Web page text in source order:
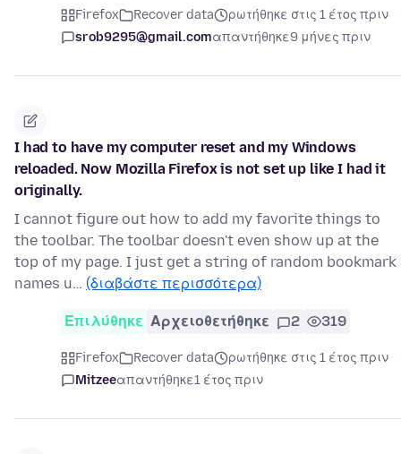
Firefox Recover data
ρωτήθηκε στις 1 έτος πριν
srob9295@gmail.comαπαντήθηκε9 μήνες πριν
I had to have my computer reset and my Windows
reloaded. Now Mozilla Firefox is not set up like I had it
originally.
I cannot figure out how to add my favorite things to
the toolbar. The toolbar doesn't even show up at the
top of my page. I just get a string of random bookmark
names u… (διαβάστε περισσότερα)
Επιλύθηκε Αρχειοθετήθηκε 2 319
Firefox Recover data
ρωτήθηκε στις 1 έτος πριν
Mitzeeαπαντήθηκε1 έτος πριν